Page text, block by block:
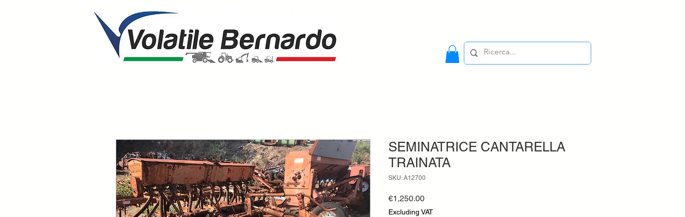
SEMINATRICE CANTARELLA
TRAINATA
SKU: A12700
€1,250.00Price
Excluding VAT